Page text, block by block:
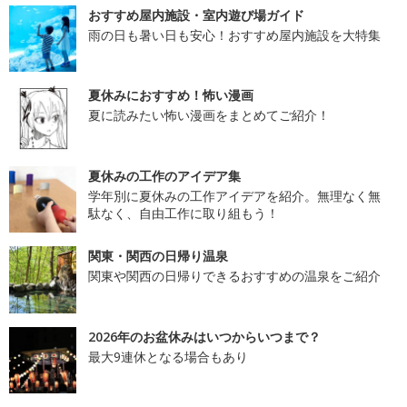
おすすめ屋内施設・室内遊び場ガイド
雨の日も暑い日も安心！おすすめ屋内施設を大特集
夏休みにおすすめ！怖い漫画
夏に読みたい怖い漫画をまとめてご紹介！
夏休みの工作のアイデア集
学年別に夏休みの工作アイデアを紹介。無理なく無
駄なく、自由工作に取り組もう！
関東・関西の日帰り温泉
関東や関西の日帰りできるおすすめの温泉をご紹介
2026年のお盆休みはいつからいつまで？
最大9連休となる場合もあり